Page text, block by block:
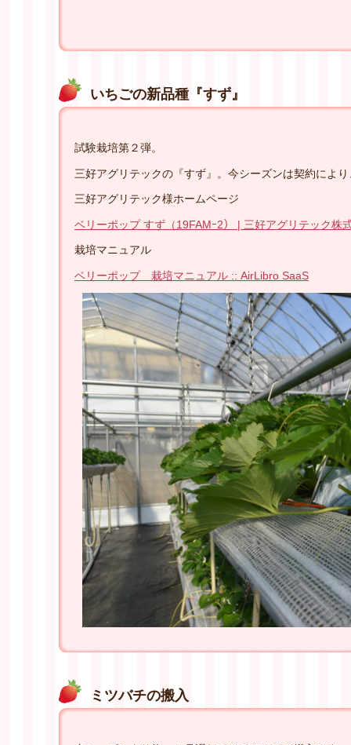
いちごの新品種『すず』
試験栽培第２弾。
三好アグリテックの『すず』。今シーズンは契約によ
三好アグリテック様ホームページ
ベリーポップ すず（19FAMｰ2） | 三好アグリテック株
栽培マニュアル
ベリーポップ 栽培マニュアル :: AirLibro SaaS
ミツバチの搬入